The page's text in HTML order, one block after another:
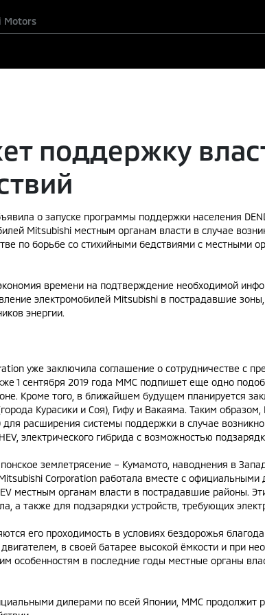
Motors
поддержку
о запуске программы поддержки населения
Mitsubishi местным органам власти в случае
по борьбе со стихийными бедствиями с местными
времени на подтверждение необходимой
электромобилей Mitsubishi в пострадавшие
энергии.
уже заключила соглашение о сотрудничестве с
1 сентября 2019 года MMC подпишет еще одно
Кроме того, в ближайшем будущем планируется
Курасики и Соя), Гифу и Вакаяма. Таким
расширения системы поддержки в случае
электрического гибрида с возможностью
землетрясение – Кумамото, наводнения в
Corporation работала вместе с
местным органам власти в пострадавшие районы.
а также для подзарядки устройств, требующих
его проходимость в условиях бездорожья
в своей батарее высокой ёмкости и при
особенностям в последние годы местные органы
дилерами по всей Японии, MMC продолжит